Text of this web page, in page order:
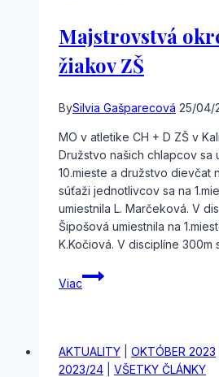
Majstrovstvá
žiakov ZŠ
BySilvia Gašparecová 25/04/
MO v atletike CH + D ZŠ v
Družstvo našich chlapcov sa
10.mieste a družstvo dievčat
súťaži jednotlivcov sa na
umiestnila L. Marčeková. V
Šipošová umiestnila na
K.Kočiová. V disciplíne 300m
Viac
Majstrovstvá
okresu
žiakov
ZŠ
AKTUALITY OKTÓBER 2023
2023/24
VŠETKY ČLÁNKY